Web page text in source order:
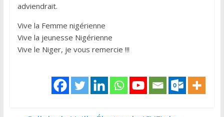
adviendrait.
Vive la Femme nigérienne
Vive la jeunesse Nigérienne
Vive le Niger, je vous remercie !!!